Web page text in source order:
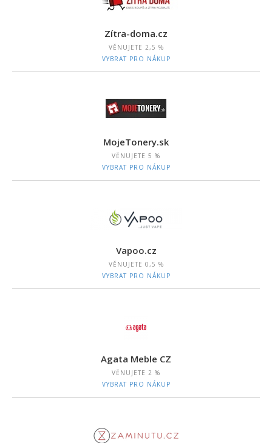
Zítra-doma.cz
VĚNUJETE 2,5 %
VYBRAT PRO NÁKUP
MojeTonery.sk
VĚNUJETE 5 %
VYBRAT PRO NÁKUP
Vapoo.cz
VĚNUJETE 0,5 %
VYBRAT PRO NÁKUP
Agata Meble CZ
VĚNUJETE 2 %
VYBRAT PRO NÁKUP